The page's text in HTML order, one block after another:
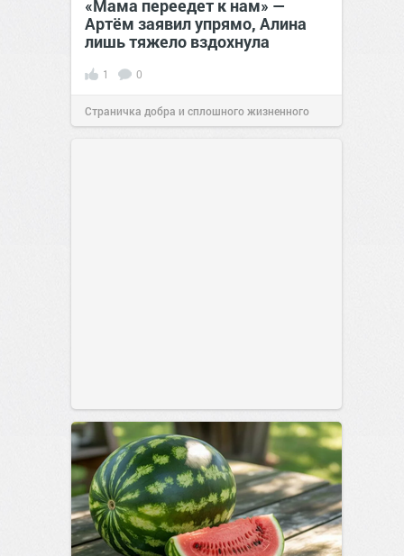
«Мама переедет к нам» —
Артём заявил упрямо, Алина
лишь тяжело вздохнула
1 0
Страничка добра и сплошного жизненного